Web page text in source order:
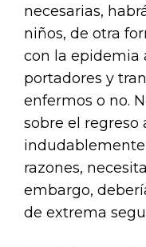
necesarias,
niños, de otra
con la epidemia
portadores y
enfermos o no.
sobre el regreso
razones,
embargo,
de extrema